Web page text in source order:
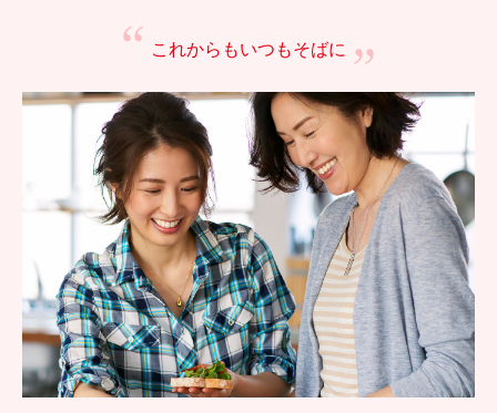
これからもいつもそばに